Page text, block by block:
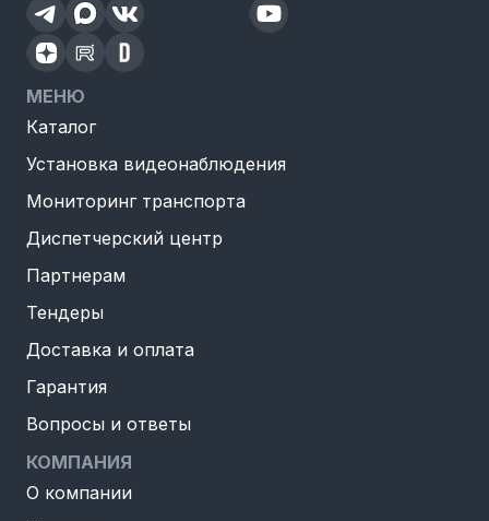
МЕНЮ
Каталог
Установка видеонаблюдения
Мониторинг транспорта
Диспетчерский центр
Партнерам
Тендеры
Доставка и оплата
Гарантия
Вопросы и ответы
КОМПАНИЯ
О компании